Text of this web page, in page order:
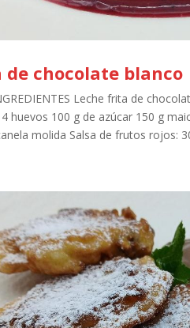
chocolate blanco
Leche frita de
huevos 100 g de azúcar 150 g
molida Salsa de frutos rojos: